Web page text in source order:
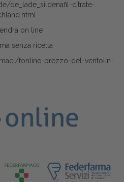
de_lade_sildenafil-citrate-
on line
senza ricetta
fonline-prezzo-del-ventolin-